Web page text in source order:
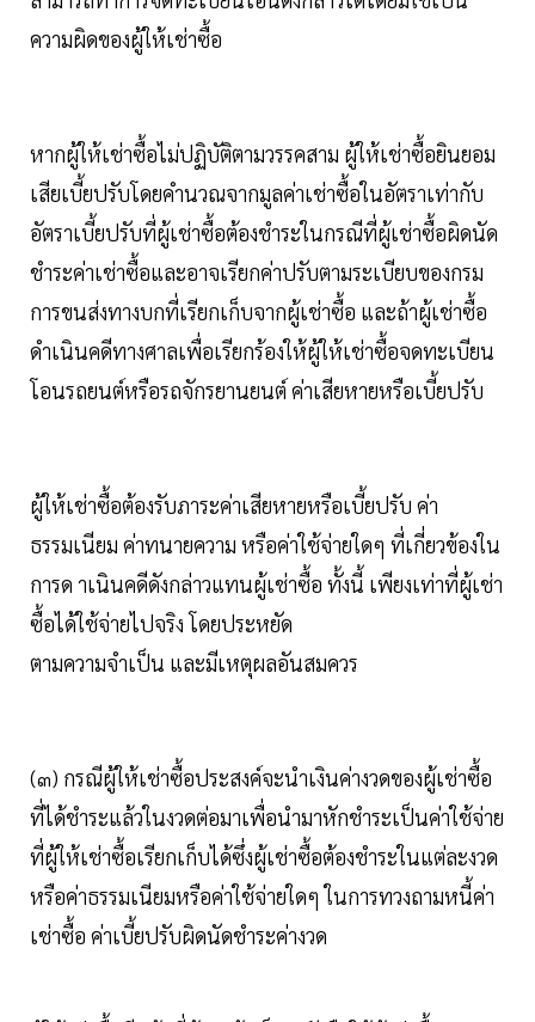
ความผิดของผู้ให้เช่าซื้อ
หากผู้ให้เช่าซื้อไม่ปฏิบัติตามวรรคสาม ผู้ให้เช่าซื้อยินยอม
เสียเบี้ยปรับโดยคำนวณจากมูลค่าเช่าซื้อในอัตราเท่ากับ
อัตราเบี้ยปรับที่ผู้เช่าซื้อต้องชำระในกรณีที่ผู้เช่าซื้อผิดนัด
ชำระค่าเช่าซื้อและอาจเรียกค่าปรับตามระเบียบของกรม
การขนส่งทางบกที่เรียกเก็บจากผู้เช่าซื้อ และถ้าผู้เช่าซื้อ
ดำเนินคดีทางศาลเพื่อเรียกร้องให้ผู้ให้เช่าซื้อจดทะเบียน
โอนรถยนต์หรือรถจักรยานยนต์ ค่าเสียหายหรือเบี้ยปรับ
ผู้ให้เช่าซื้อต้องรับภาระค่าเสียหายหรือเบี้ยปรับ ค่า
ธรรมเนียม ค่าทนายความ หรือค่าใช้จ่ายใดๆ ที่เกี่ยวข้องใน
การด าเนินคดีดังกล่าวแทนผู้เช่าซื้อ ทั้งนี้ เพียงเท่าที่ผู้เช่า
ซื้อได้ใช้จ่ายไปจริง โดยประหยัด
ตามความจำเป็น และมีเหตุผลอันสมควร
(๓) กรณีผู้ให้เช่าซื้อประสงค์จะนำเงินค่างวดของผู้เช่าซื้อ
ที่ได้ชำระแล้วในงวดต่อมาเพื่อนำมาหักชำระเป็นค่าใช้จ่าย
ที่ผู้ให้เช่าซื้อเรียกเก็บได้ซึ่งผู้เช่าซื้อต้องชำระในแต่ละงวด
หรือค่าธรรมเนียมหรือค่าใช้จ่ายใดๆ ในการทวงถามหนี้ค่า
เช่าซื้อ ค่าเบี้ยปรับผิดนัดชำระค่างวด